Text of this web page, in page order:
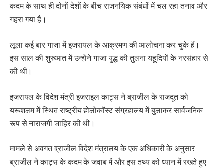
कदम के साथ ही दोनों देशों के बीच राजनयिक संबंधों में चल रहा तनाव और
गहरा गया है।
लूला कई बार गाजा में इजरायल के आक्रमण की आलोचना कर चुके हैं।
इस साल की शुरुआत में उन्होंने गाजा युद्ध की तुलना यहूदियों के नरसंहार से
की थी।
इजरायल के विदेश मंत्री इजराइल काट्स ने ब्राजील के राजदूत को
यरूशलम में स्थित राष्ट्रीय होलोकॉस्ट संग्रहालय में बुलाकर सार्वजनिक
रूप से नाराजगी जाहिर की थी।
मामले से अवगत ब्राजील विदेश मंत्रालय के एक अधिकारी के अनुसार
ब्राजील ने काट्स के कदम के जवाब में और इस तथ्य को ध्यान में रखते हुए